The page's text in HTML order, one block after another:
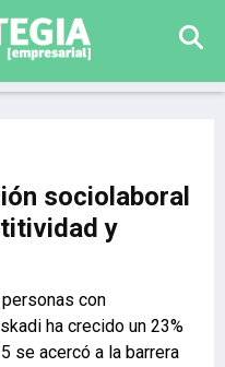
sociolaboral
y
con
ha crecido un 23%
se acercó a la barrera